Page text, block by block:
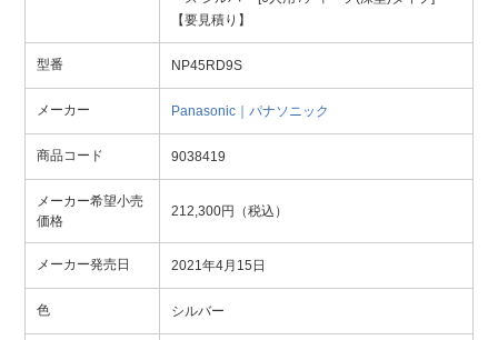
【要見積り】
型番 NP45RD9S
メーカー Panasonic｜パナソニック
商品コード 9038419
メーカー希望小売
価格
212,300円（税込）
メーカー発売日 2021年4月15日
色 シルバー